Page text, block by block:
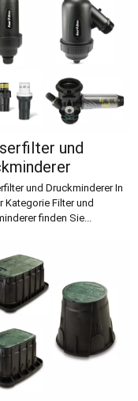
und
und Druckminderer In
Kategorie Filter und
finden Sie...